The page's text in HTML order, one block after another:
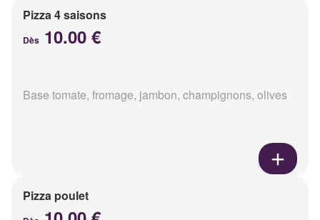
Pizza 4 saisons
Dès 10.00 €
Base tomate, fromage, jambon, champignons, olives
Pizza poulet